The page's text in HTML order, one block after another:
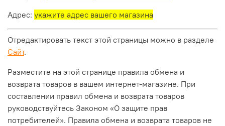
Адрес: укажите адрес вашего магазина
Отредактировать текст этой страницы можно в разделе
Сайт.
Разместите на этой странице правила обмена и
возврата товаров в вашем интернет-магазине. При
составлении правил обмена и возврата товаров
руководствуйтесь Законом «О защите прав
потребителей». Правила обмена и возврата товаров не